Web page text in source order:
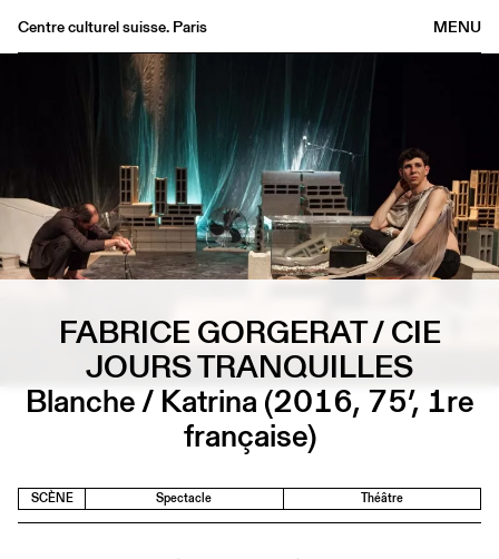
MENU
Centre culturel suisse. Paris
Médiathèque
Éditions
Informations
EN
FABRICE GORGERAT / CIE
JOURS TRANQUILLES
Blanche / Katrina (2016, 75’, 1re
française)
SCÈNE Spectacle Théâtre